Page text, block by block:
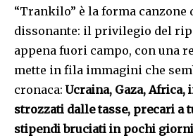
“Trankilo” è la forma canzone
dissonante: il privilegio del
appena fuori campo, con una
mette in fila immagini che
cronaca:Ucraina, Gaza,
strozzati dalle tasse, precari a
stipendi bruciati in pochi giorni